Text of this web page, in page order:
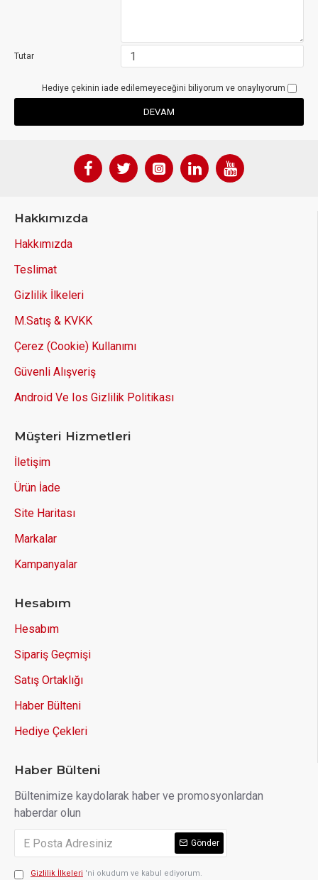
Tutar
Hediye çekinin iade edilemeyeceğini biliyorum ve onaylıyorum
DEVAM
Hakkımızda
Hakkımızda
Teslimat
Gizlilik İlkeleri
M.Satış & KVKK
Çerez (Cookie) Kullanımı
Güvenli Alışveriş
Android Ve Ios Gizlilik Politikası
Müşteri Hizmetleri
İletişim
Ürün İade
Site Haritası
Markalar
Kampanyalar
Hesabım
Hesabım
Sipariş Geçmişi
Satış Ortaklığı
Haber Bülteni
Hediye Çekleri
Haber Bülteni
Bültenimize kaydolarak haber ve promosyonlardan
haberdar olun
Gönder
Gizlilik İlkeleri 'ni okudum ve kabul ediyorum.